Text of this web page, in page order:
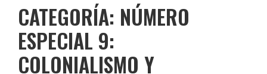
CATEGORÍA: NÚMERO
ESPECIAL 9:
COLONIALISMO Y